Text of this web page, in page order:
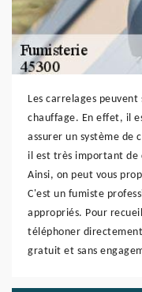
Les carrelages
chauffage. En effet, il
assurer un système de
il est très important de
Ainsi, on peut vous
C'est un fumiste
appropriés. Pour
téléphoner
gratuit et sans